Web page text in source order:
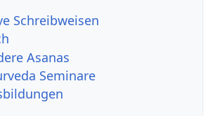
Schreibweisen
Asanas
Seminare